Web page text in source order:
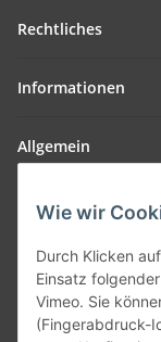
Wie wir
Durch Klicken
Einsatz
Vimeo. Sie
(Fingerabdruck-
Rechtliches
Informationen
Allgemein
Teil unseres
SmoliTec - Safety.